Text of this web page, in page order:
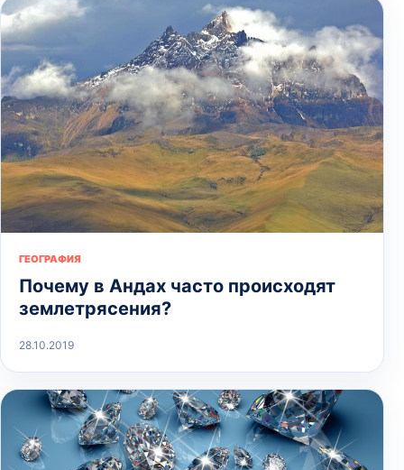
ГЕОГРАФИЯ
Почему в Андах часто происходят
землетрясения?
28.10.2019